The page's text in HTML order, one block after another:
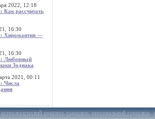
2022, 12:18
Как рассчитать
16:30
Хиромантия —
16:30
Любовный
Зодиака
2021, 00:11
Числа
астрологический прогноз,гороскоп,персональный гороскоп,